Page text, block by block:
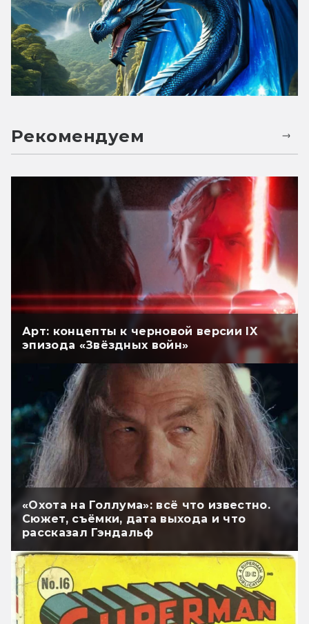
Рекомендуем
Арт: концепты к черновой версии IX
эпизода «Звёздных войн»
«Охота на Голлума»: всё что известно.
Сюжет, съёмки, дата выхода и что
рассказал Гэндальф